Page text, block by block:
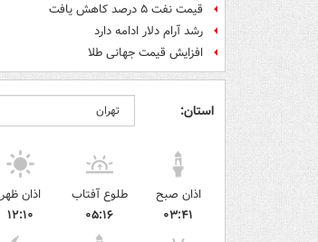
قیمت نفت ۵ درصد کاهش یافت
رشد آرام دلار ادامه دارد
افزایش قیمت جهانی طلا
استان:
اذان صبح
۰۳:۴۱
طلوع آفتاب
۰۵:۱۶
اذان ظهر
۱۲:۱۰